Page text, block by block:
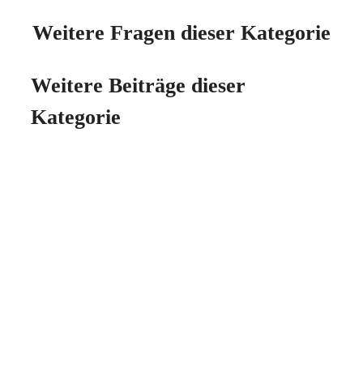
Weitere Fragen dieser Kategorie
Weitere Beiträge dieser
Kategorie